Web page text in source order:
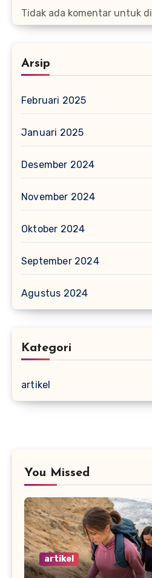
Tidak ada komentar untuk
Arsip
Februari 2025
Januari 2025
Desember 2024
November 2024
Oktober 2024
September 2024
Agustus 2024
Kategori
artikel
You Missed
artikel